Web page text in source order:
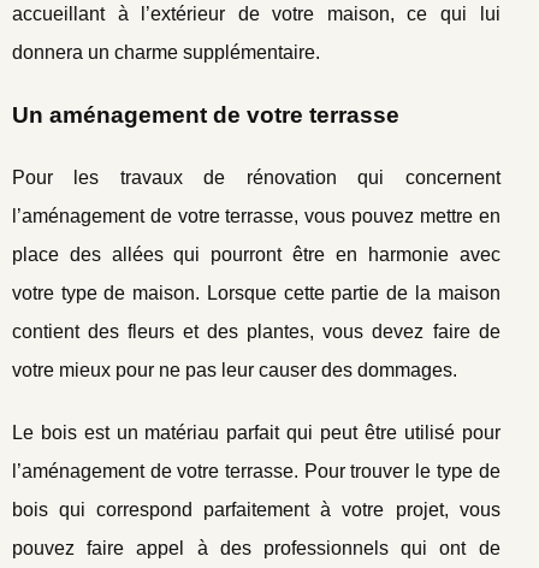
accueillant à l’extérieur de votre maison, ce qui lui
donnera un charme supplémentaire.
Un aménagement de votre terrasse
Pour les travaux de rénovation qui concernent
l’aménagement de votre terrasse, vous pouvez mettre en
place des allées qui pourront être en harmonie avec
votre type de maison. Lorsque cette partie de la maison
contient des fleurs et des plantes, vous devez faire de
votre mieux pour ne pas leur causer des dommages.
Le bois est un matériau parfait qui peut être utilisé pour
l’aménagement de votre terrasse. Pour trouver le type de
bois qui correspond parfaitement à votre projet, vous
pouvez faire appel à des professionnels qui ont de